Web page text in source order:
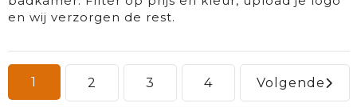
Geschenkverpakkingen
Duurzaam
Kinderen, Peuters & Baby's
en wij verzorgen de rest.
1 2 3 4 Volgende